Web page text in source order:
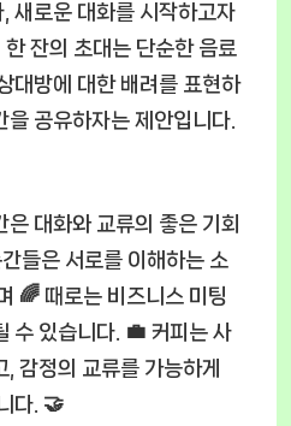
새로운 대화를 시작하고자
잔의 초대는 단순한 음료
대방에 대한 배려를 표현하
을 공유하자는 제안입니다.
대화와 교류의 좋은 기회
들은 서로를 이해하는 소
🌈 때로는 비즈니스 미팅
수 있습니다. 💼 커피는 사
감정의 교류를 가능하게
다. 🤝